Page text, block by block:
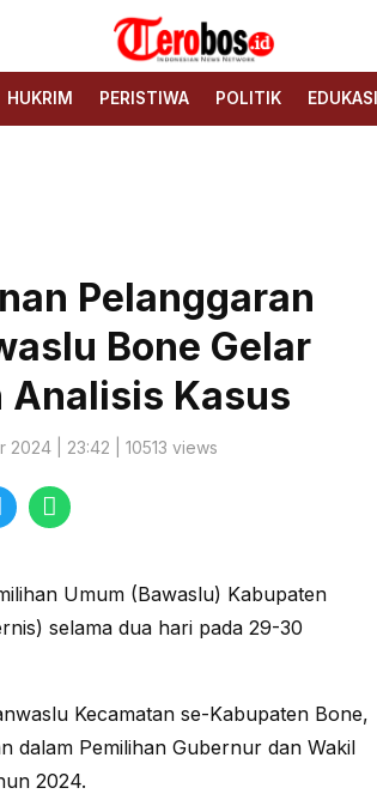
Terobos.id – Kabar terkini
dari Indonesia
Media siber yang
menyajikan berita terbaru
dan kabar terkini dari
HUKRIM PERISTIWA POLITIK EDUKASI
Pelanggaran
Bone Gelar
Analisis Kasus
2024 | 23:42 | 10513 views
Umum (Bawaslu) Kabupaten
selama dua hari pada 29-30
Kecamatan se-Kabupaten Bone,
dalam Pemilihan Gubernur dan Wakil
2024.